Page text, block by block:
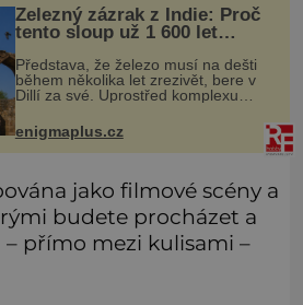
Železný zázrak z Indie: Proč
tento sloup už 1 600 let
nezná rez?
Představa, že železo musí na dešti
během několika let zrezivět, bere v
Dillí za své. Uprostřed komplexu
Qutb stojí více než sedm metrů
vysoký železný sloup, který už
přibližně 1 600 let odolává počasí
enigmaplus.cz
jako filmové scény a
budete procházet a
přímo mezi kulisami –